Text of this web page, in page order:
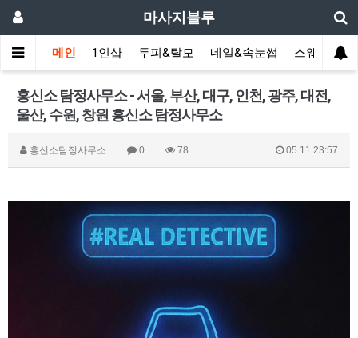
마사지블루
메인 1인샵 두피&탈모 네일&속눈썹 스웨디시(
흥신소 탐정사무소 - 서울, 부산, 대구, 인천, 광주, 대전,
울산, 수원, 창원 흥신소 탐정사무소
흥신소탐정사무소 0 78 05.11 23:57